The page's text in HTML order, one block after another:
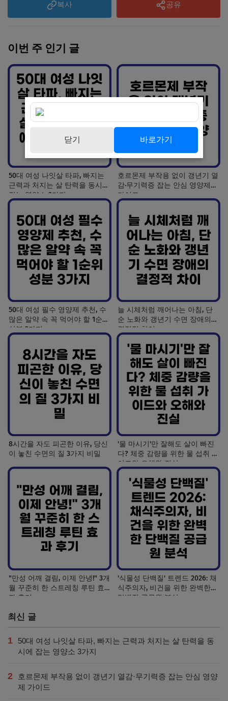
복사 공유
이번 주 인기 글
50대 여성 나잇살 타파, 빠지는
근력과 처지는 살 탄력을 동시에
잡는 영양소 3가지
호르몬제 부작용 없이 갱년기 열
감·무기력증 잡는 안심 영양제
가이드
50대 여성 필수 영양제 추천, 수
많은 알약 속 꼭 먹어야 할 1순위
성분 3가지
늘 시체처럼 깨어나는 아침, 단
순 노화와 갱년기 수면 장애의
결정적 차이
8시간을 자도 피곤한 이유, 당신
이 놓친 수면의 질 3가지 비밀
'물 마시기'만 잘해도 살이 빠진
다? 체중 감량을 위한 물 섭취 가
이드와 오해와 진실
"만성 어깨 결림, 이제 안녕!" 3개
월 꾸준히 한 스트레칭 루틴 효
과 후기
'식물성 단백질' 트렌드 2026: 채
식주의자, 비건을 위한 완벽한
단백질 공급원 분석
최신 글
1
50대 여성 나잇살 타파, 빠지는 근력과 처지는 살 탄력을 동
시에 잡는 영양소 3가지
2
호르몬제 부작용 없이 갱년기 열감·무기력증 잡는 안심 영양
제 가이드
닫기 바로가기